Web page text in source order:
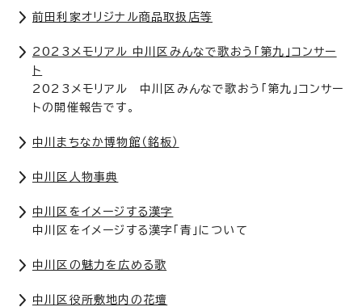
前田利家オリジナル商品取扱店等
2023メモリアル 中川区みんなで歌おう「第九」コンサー
ト
2023メモリアル 中川区みんなで歌おう「第九」コンサー
トの開催報告です。
中川まちなか博物館（銘板）
中川区人物事典
中川区をイメージする漢字
中川区をイメージする漢字「青」について
中川区の魅力を広める歌
中川区役所敷地内の花壇